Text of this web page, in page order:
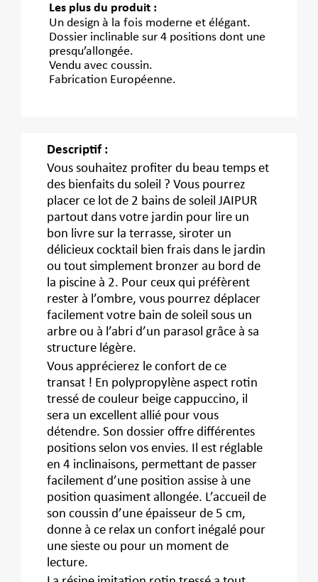
Les plus du produit :
Un design à la fois moderne et élégant.
Dossier inclinable sur 4 positions dont une
presqu’allongée.
Vendu avec coussin.
Fabrication Européenne.
Descriptif :
Vous souhaitez profiter du beau temps et
des bienfaits du soleil ? Vous pourrez
placer ce lot de 2 bains de soleil JAIPUR
partout dans votre jardin pour lire un
bon livre sur la terrasse, siroter un
délicieux cocktail bien frais dans le jardin
ou tout simplement bronzer au bord de
la piscine à 2. Pour ceux qui préfèrent
rester à l’ombre, vous pourrez déplacer
facilement votre bain de soleil sous un
arbre ou à l’abri d’un parasol grâce à sa
structure légère.
Vous apprécierez le confort de ce
transat ! En polypropylène aspect rotin
tressé de couleur beige cappuccino, il
sera un excellent allié pour vous
détendre. Son dossier offre différentes
positions selon vos envies. Il est réglable
en 4 inclinaisons, permettant de passer
facilement d’une position assise à une
position quasiment allongée. L’accueil de
son coussin d’une épaisseur de 5 cm,
donne à ce relax un confort inégalé pour
une sieste ou pour un moment de
lecture.